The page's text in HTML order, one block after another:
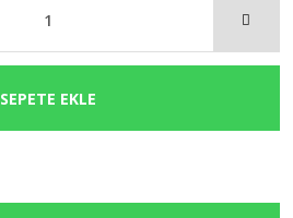
SEPETE EKLE